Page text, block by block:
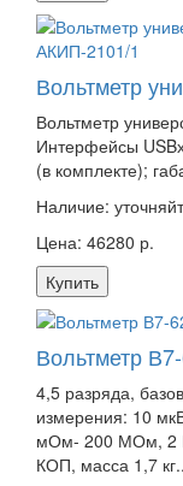
Вольтметр
Вольтметр
Интерфейсы
(в комплекте);
Наличие:
Цена: 46280 р.
Купить
Вольтметр
4,5 разряда,
измерения: 10
мОм- 200 МОм, 2
КОП, масса 1,7 кг..